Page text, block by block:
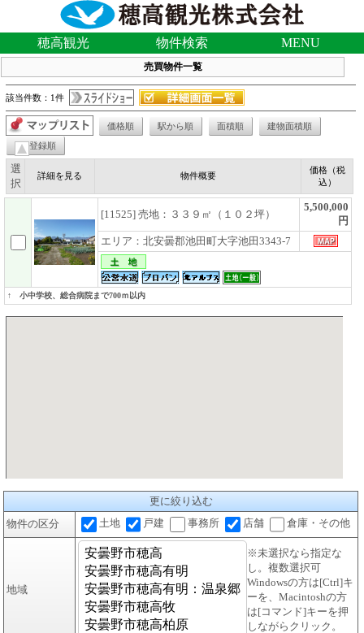
穂高観光 物件検索 MENU
売買物件一覧
該当件数：1件
価格順 駅から順 面積順 建物面積順
登録順
選
択
詳細を見る 物件概要
価格（税
込）
[11525] 売地：３３９㎡（１０２坪）
5,500,000
円
エリア：北安曇郡池田町大字池田3343-7
↑ 小中学校、総合病院まで700ｍ以内
更に絞り込む
物件の区分
土地 戸建 事務所 店舗 倉庫・その他
地域
※未選択なら指定な
し。複数選択可
Windowsの方は[Ctrl]キ
ーを、Macintoshの方
は[コマンド]キーを押
しながらクリック。